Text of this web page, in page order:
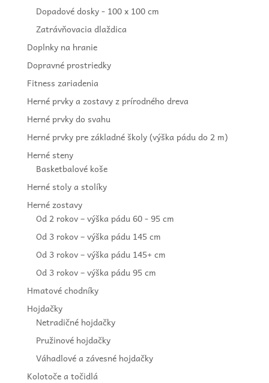
Dopadové dosky - 100 x 100 cm
Zatrávňovacia dlaždica
Doplnky na hranie
Dopravné prostriedky
Fitness zariadenia
Herné prvky a zostavy z prírodného dreva
Herné prvky do svahu
Herné prvky pre základné školy (výška pádu do 2 m)
Herné steny
Basketbalové koše
Herné stoly a stolíky
Herné zostavy
Od 2 rokov – výška pádu 60 - 95 cm
Od 3 rokov – výška pádu 145 cm
Od 3 rokov – výška pádu 145+ cm
Od 3 rokov – výška pádu 95 cm
Hmatové chodníky
Hojdačky
Netradičné hojdačky
Pružinové hojdačky
Váhadlové a závesné hojdačky
Kolotoče a točidlá